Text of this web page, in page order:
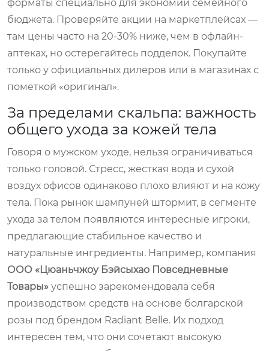
форматы специально для экономии семейного
бюджета. Проверяйте акции на маркетплейсах —
там цены часто на 20-30% ниже, чем в офлайн-
аптеках, но остерегайтесь подделок. Покупайте
только у официальных дилеров или в магазинах с
пометкой «оригинал».
За пределами скальпа: важность
общего ухода за кожей тела
Говоря о мужском уходе, нельзя ограничиваться
только головой. Стресс, жесткая вода и сухой
воздух офисов одинаково плохо влияют и на кожу
тела. Пока рынок шампуней штормит, в сегменте
ухода за телом появляются интересные игроки,
предлагающие стабильное качество и
натуральные ингредиенты. Например, компания
ООО «Цюаньчжоу Бэйсыхао Повседневные
Товары» успешно зарекомендовала себя
производством средств на основе болгарской
розы под брендом Radiant Belle. Их подход
интересен тем, что они сочетают высокую